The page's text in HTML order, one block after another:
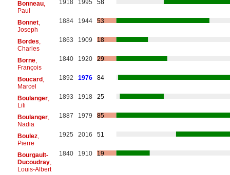
Bonneau,
Paul
1918 1995 58
Bonnet,
Joseph
1884 1944 53
Bordes
Charles
1863 1909 18
Borne,
François
1840 1920 29
Boucard,
Marcel
1892 1976 84
Boulanger,
Lili
1893 1918 25
Boulanger,
Nadia
1887 1979 85
Boulez,
Pierre
1925 2016 51
Bourgault-
Ducoudray,
Louis-Albert
1840 1910 19